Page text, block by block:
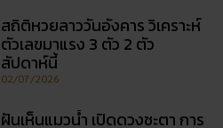
สถิติหวยออกวันอาทิตย์ ตรวจ
หวยทุกงวด ค้นหาเลขเด็ดประจำ
วัน